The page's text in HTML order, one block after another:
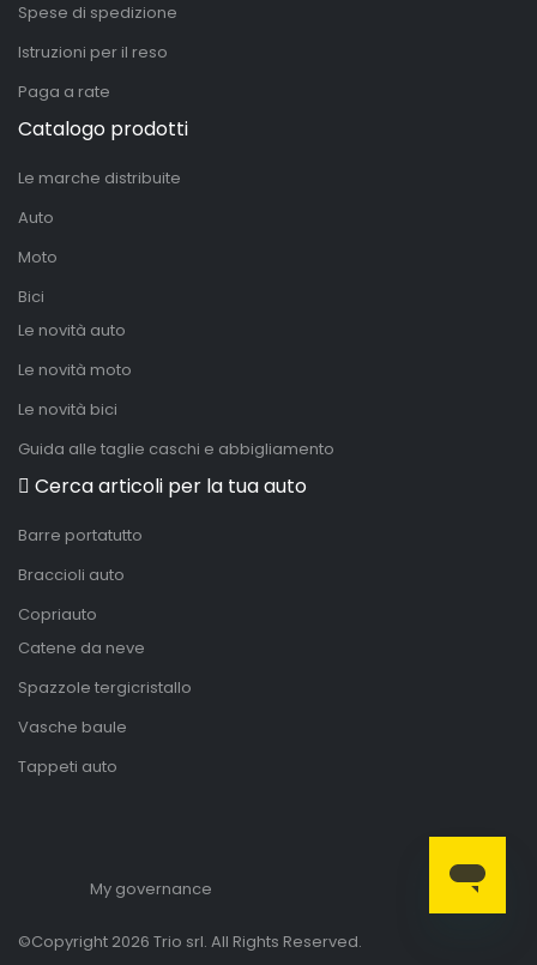
Spese di spedizione
Istruzioni per il reso
Paga a rate
Catalogo prodotti
Le marche distribuite
Auto
Moto
Bici
Le novità auto
Le novità moto
Le novità bici
Guida alle taglie caschi e abbigliamento
Cerca articoli per la tua auto
Barre portatutto
Braccioli auto
Copriauto
Catene da neve
Spazzole tergicristallo
Vasche baule
Tappeti auto
My governance
©Copyright 2026 Trio srl. All Rights Reserved.